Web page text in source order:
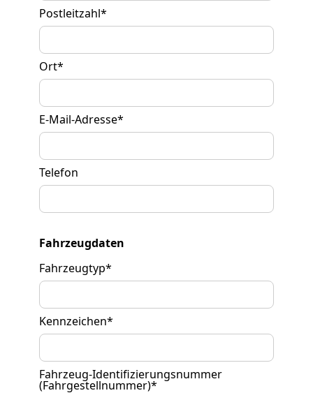
Postleitzahl*
Ort*
E-Mail-Adresse*
Telefon
Fahrzeugdaten
Fahrzeugtyp*
Kennzeichen*
Fahrzeug-Identifizierungsnummer
(Fahrgestellnummer)*